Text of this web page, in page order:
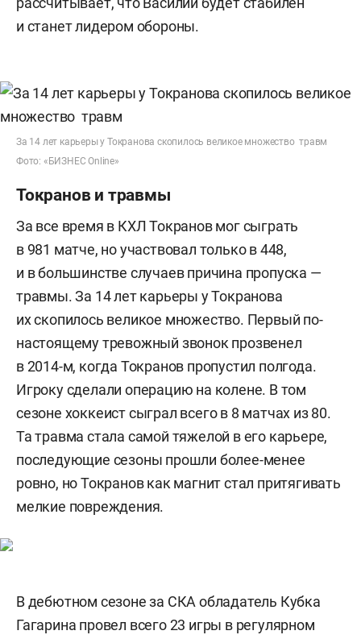
и станет лидером обороны.
За 14 лет карьеры у Токранова скопилось великое множество травм
Фото: «БИЗНЕС Online»
Токранов и травмы
За все время в КХЛ Токранов мог сыграть
в 981 матче, но участвовал только в 448,
и в большинстве случаев причина пропуска —
травмы. За 14 лет карьеры у Токранова
их скопилось великое множество. Первый по-
настоящему тревожный звонок прозвенел
в 2014-м, когда Токранов пропустил полгода.
Игроку сделали операцию на колене. В том
сезоне хоккеист сыграл всего в 8 матчах из 80.
Та травма стала самой тяжелой в его карьере,
последующие сезоны прошли более-менее
ровно, но Токранов как магнит стал притягивать
мелкие повреждения.
В дебютном сезоне за СКА обладатель Кубка
Гагарина провел всего 23 игры в регулярном